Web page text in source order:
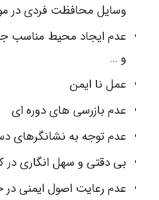
وسایل محافظت فردی در
عدم ایجاد محیط مناسب
و …
عمل نا ایمن
عدم بازرسی های دوره ای
عدم توجه به نشانگرهای
بی دقتی و سهل انگاری در
عدم رعایت اصول ایمنی در